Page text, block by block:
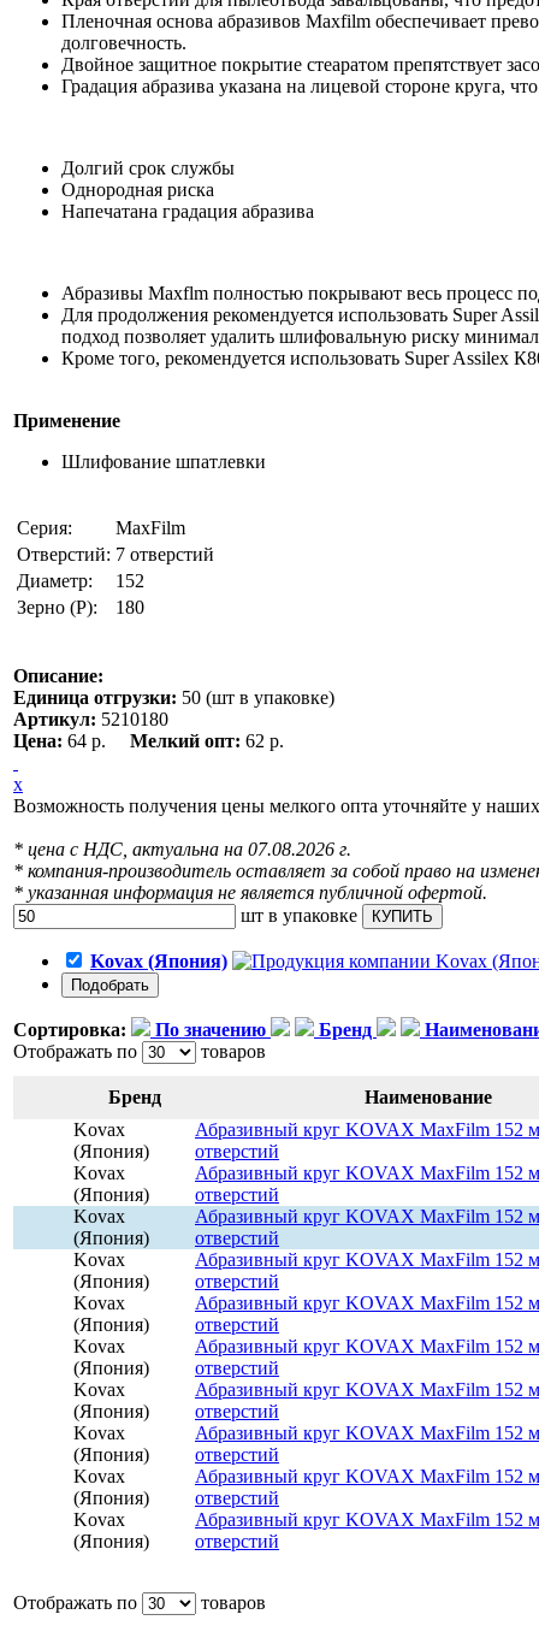
Пленочная основа абразивов Maxfilm обеспечивает
долговечность.
Двойное защитное покрытие стеаратом препятствует
Градация абразива указана на лицевой стороне круга,
Долгий срок службы
Однородная риска
Напечатана градация абразива
Абразивы Maxflm полностью покрывают весь процесс
Для продолжения рекомендуется использовать Super
подход позволяет удалить шлифовальную риску
Кроме того, рекомендуется использовать Super Assilex
Применение
Шлифование шпатлевки
Серия:
MaxFilm
Отверстий: 7 отверстий
Диаметр:
152
Зерно (P):
180
Описание:
Единица отгрузки: 50 (шт в упаковке)
Артикул: 5210180
Цена: 64 р. Мелкий опт: 62 р.
x
Возможность получения цены мелкого опта уточняйте у
* цена с НДС, актуальна на 07.08.2026 г.
* компания-производитель оставляет за собой право на
* указанная информация не является публичной офертой.
шт в упаковке
КУПИТЬ
Kovax (Япония)
Сортировка: По значению Бренд
Отображать по
товаров
Бренд
Наименование
Kovax
(Япония)
Абразивный круг KOVAX MaxFilm 152
отверстий
Kovax
(Япония)
Абразивный круг KOVAX MaxFilm 152
отверстий
Kovax
(Япония)
Абразивный круг KOVAX MaxFilm 152
отверстий
Kovax
(Япония)
Абразивный круг KOVAX MaxFilm 152
отверстий
Kovax
(Япония)
Абразивный круг KOVAX MaxFilm 152
отверстий
Kovax
(Япония)
Абразивный круг KOVAX MaxFilm 152
отверстий
Kovax
(Япония)
Абразивный круг KOVAX MaxFilm 152
отверстий
Kovax
(Япония)
Абразивный круг KOVAX MaxFilm 152
отверстий
Kovax
(Япония)
Абразивный круг KOVAX MaxFilm 152
отверстий
Kovax
(Япония)
Абразивный круг KOVAX MaxFilm 152
отверстий
Отображать по товаров